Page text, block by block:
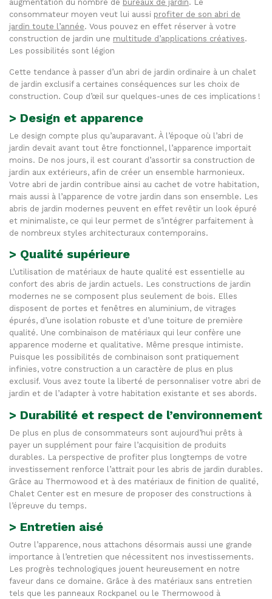
augmentation du nombre de bureaux de jardin. Le
consommateur moyen veut lui aussi profiter de son abri de
jardin toute l’année. Vous pouvez en effet réserver à votre
construction de jardin une multitude d’applications créatives.
Les possibilités sont légion
Cette tendance à passer d’un abri de jardin ordinaire à un chalet
de jardin exclusif a certaines conséquences sur les choix de
construction. Coup d’œil sur quelques-unes de ces implications !
> Design et apparence
Le design compte plus qu’auparavant. À l’époque où l’abri de
jardin devait avant tout être fonctionnel, l’apparence importait
moins. De nos jours, il est courant d’assortir sa construction de
jardin aux extérieurs, afin de créer un ensemble harmonieux.
Votre abri de jardin contribue ainsi au cachet de votre habitation,
mais aussi à l’apparence de votre jardin dans son ensemble. Les
abris de jardin modernes peuvent en effet revêtir un look épuré
et minimaliste, ce qui leur permet de s’intégrer parfaitement à
de nombreux styles architecturaux contemporains.
> Qualité supérieure
L’utilisation de matériaux de haute qualité est essentielle au
confort des abris de jardin actuels. Les constructions de jardin
modernes ne se composent plus seulement de bois. Elles
disposent de portes et fenêtres en aluminium, de vitrages
épurés, d’une isolation robuste et d’une toiture de première
qualité. Une combinaison de matériaux qui leur confère une
apparence moderne et qualitative. Même presque intimiste.
Puisque les possibilités de combinaison sont pratiquement
infinies, votre construction a un caractère de plus en plus
exclusif. Vous avez toute la liberté de personnaliser votre abri de
jardin et de l’adapter à votre habitation existante et ses abords.
> Durabilité et respect de l’environnement
De plus en plus de consommateurs sont aujourd’hui prêts à
payer un supplément pour faire l’acquisition de produits
durables. La perspective de profiter plus longtemps de votre
investissement renforce l’attrait pour les abris de jardin durables.
Grâce au Thermowood et à des matériaux de finition de qualité,
Chalet Center est en mesure de proposer des constructions à
l’épreuve du temps.
> Entretien aisé
Outre l’apparence, nous attachons désormais aussi une grande
importance à l’entretien que nécessitent nos investissements.
Les progrès technologiques jouent heureusement en notre
faveur dans ce domaine. Grâce à des matériaux sans entretien
tels que les panneaux Rockpanel ou le Thermowood à